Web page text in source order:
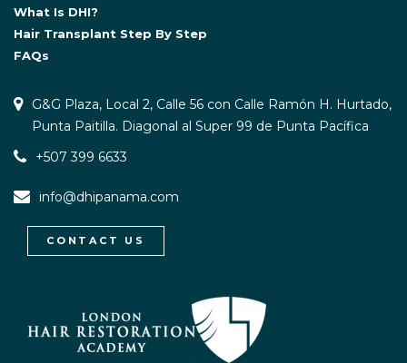
What Is DHI?
Hair Transplant Step By Step
FAQs
G&G Plaza, Local 2, Calle 56 con Calle Ramón H. Hurtado,
Punta Paitilla. Diagonal al Super 99 de Punta Pacífica
+507 399 6633
info@dhipanama.com
CONTACT US